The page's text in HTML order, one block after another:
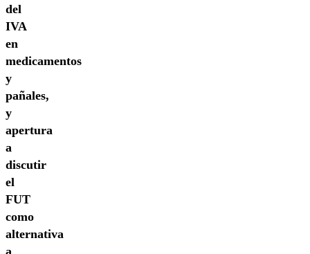
del
IVA
en
medicamentos
y
pañales,
y
apertura
a
discutir
el
FUT
como
alternativa